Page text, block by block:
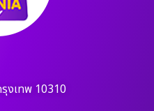
รุงเทพ 10310